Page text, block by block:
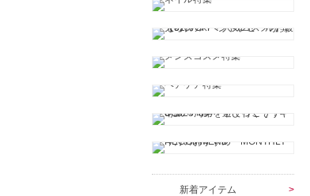
新着アイテム